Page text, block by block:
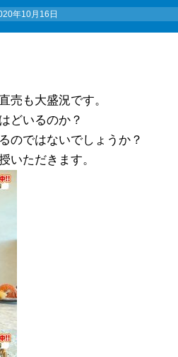
年10月16日
売も大盛況です。
どいるのか？
のではないでしょうか？
いただきます。